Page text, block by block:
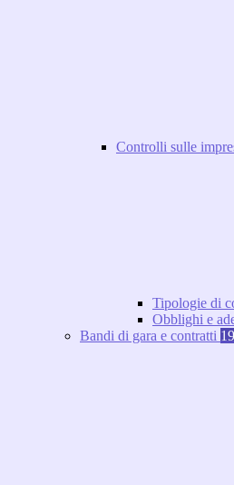
Controlli sulle
Tipologie di
Obblighi e
Bandi di gara e contratti